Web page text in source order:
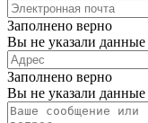
Заполнено верно
Вы не указали данные
Заполнено верно
Вы не указали данные